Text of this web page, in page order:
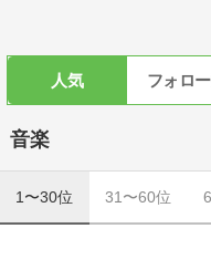
人気 フォロ
音楽
1〜30位 31〜60位